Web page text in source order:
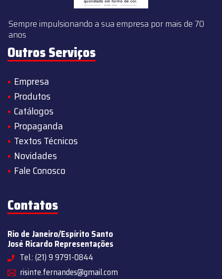
Sempre impulsionando a sua empresa por mais de 70
anos
Outros Serviços
Empresa
Produtos
Catálogos
Propaganda
Textos Técnicos
Novidades
Fale Conosco
Contatos
Rio de Janeiro/Espírito Santo
José Ricardo Representações
Tel.: (21) 9 9791-0844
risinte.fernandes@gmail.com